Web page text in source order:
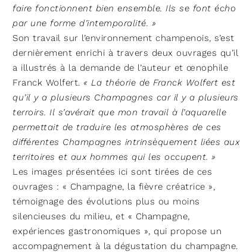
faire fonctionnent bien ensemble. Ils se font écho
par une forme d’intemporalité. »
Son travail sur l’environnement champenois, s’est
dernièrement enrichi à travers deux ouvrages qu’il
a illustrés à la demande de l’auteur et œnophile
Franck Wolfert. « La théorie de Franck Wolfert est
qu’il y a plusieurs Champagnes car il y a plusieurs
terroirs. Il s’avérait que mon travail à l’aquarelle
permettait de traduire les atmosphères de ces
différentes Champagnes intrinsèquement liées aux
territoires et aux hommes qui les occupent. »
Les images présentées ici sont tirées de ces
ouvrages : « Champagne, la fièvre créatrice »,
témoignage des évolutions plus ou moins
silencieuses du milieu, et « Champagne,
expériences gastronomiques », qui propose un
accompagnement à la dégustation du champagne.